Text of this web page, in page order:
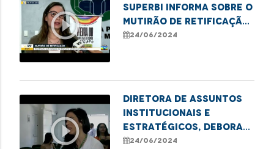
play_circle_outline
Superbi informa sobre o
mutirão de retificação
de nome e gênero em
24/06/2024
play_circle_outline
Diretora de Assuntos
Institucionais e
Estratégicos, Debora
Alcântara, destaca
24/06/2024